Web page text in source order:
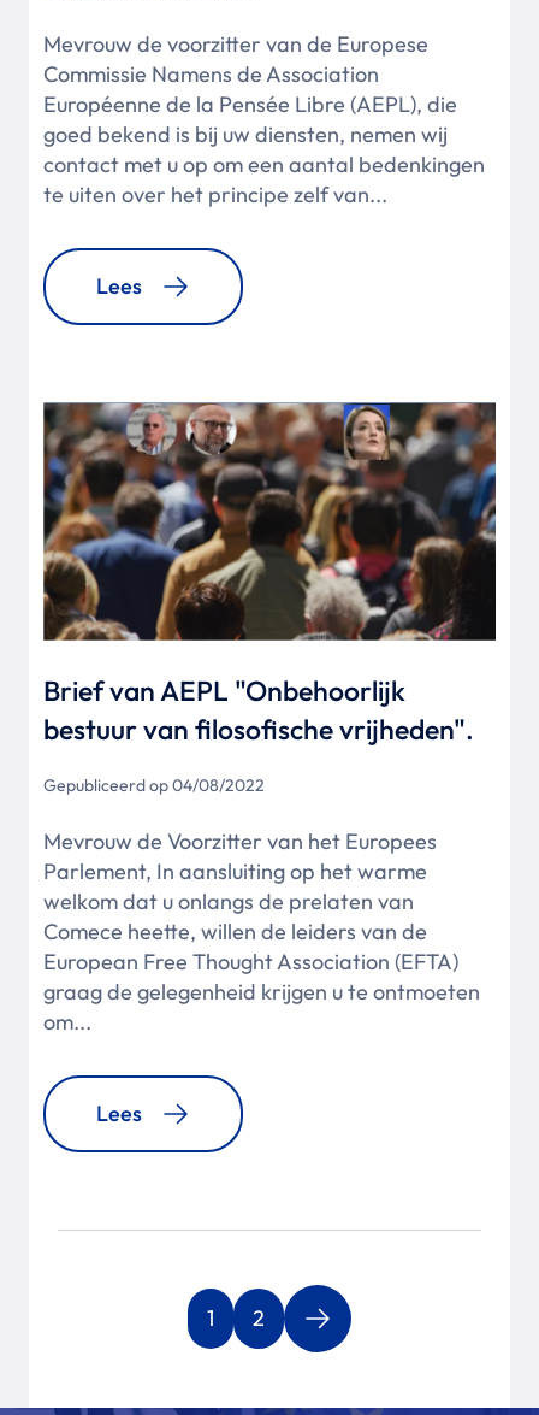
Mevrouw de voorzitter van de Europese
Commissie Namens de Association
Européenne de la Pensée Libre (AEPL), die
goed bekend is bij uw diensten, nemen wij
contact met u op om een aantal bedenkingen
te uiten over het principe zelf van...
Lees
Brief van AEPL "Onbehoorlijk
bestuur van filosofische vrijheden".
Gepubliceerd op 04/08/2022
Mevrouw de Voorzitter van het Europees
Parlement, In aansluiting op het warme
welkom dat u onlangs de prelaten van
Comece heette, willen de leiders van de
European Free Thought Association (EFTA)
graag de gelegenheid krijgen u te ontmoeten
om...
Lees
1 2